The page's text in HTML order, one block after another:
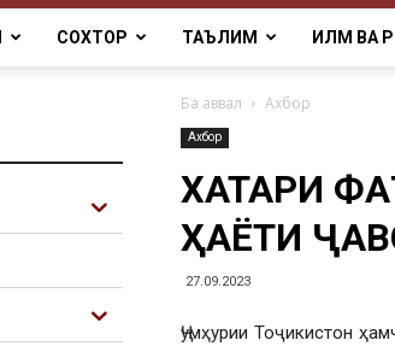
СОХТОР ТАЪЛИМ ИЛМ ВА
Ба аввал Ахбор
Ахбор
ХАТАРИ
ҲАЁТИ
27.09.2023
Ҷумҳурии Тоҷикистон